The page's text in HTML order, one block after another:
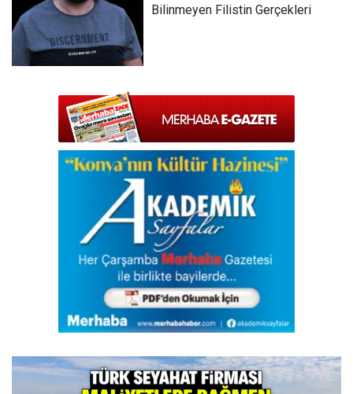
Bilinmeyen Filistin Gerçekleri